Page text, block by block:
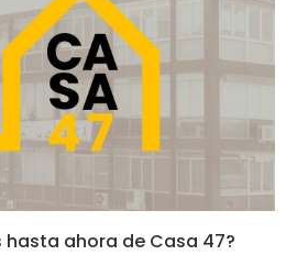
hasta ahora de Casa 47?